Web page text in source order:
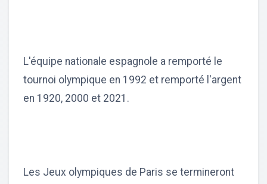
L'équipe nationale espagnole a remporté le
tournoi olympique en 1992 et remporté l'argent
en 1920, 2000 et 2021.
Les Jeux olympiques de Paris se termineront